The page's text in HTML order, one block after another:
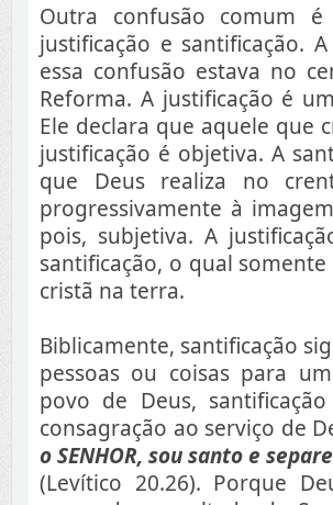
Outra confusão comum
justificação e santificação.
essa confusão estava no
Reforma. A justificação é
Ele declara que aquele que
justificação é objetiva. A
que Deus realiza no
progressivamente à
pois, subjetiva. A
santificação, o qual
cristã na terra.
Biblicamente, santificação
pessoas ou coisas para
povo de Deus,
consagração ao serviço de
o SENHOR, sou santo e
(Levítico 20.26). Porque